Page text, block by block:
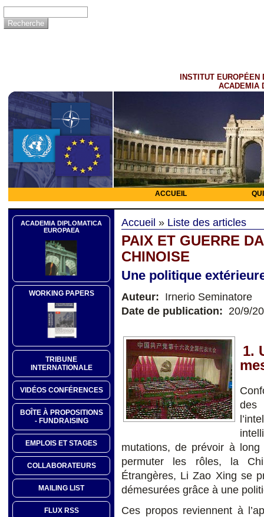
INSTITUT EUROPÉEN
ACADEMIA
ACCUEIL
ACADEMIA DIPLOMATICA
EUROPAEA
WORKING PAPERS
TRIBUNE
INTERNATIONALE
VIDÉOS CONFÉRENCES
BOÎTE À PROPOSITIONS
- FUNDRAISING
EMPLOIS ET STAGES
COLLABORATEURS
MAILING LIST
FLUX RSS
Accueil » Liste des articles
PAIX ET GUERRE
CHINOISE
Une politique
Auteur: Irnerio Seminatore
Date de publication: 20/9/
1.
des
mutations, de prévoir à
permuter les rôles, la
Étrangères, Li Zao Xing se
démesurées grâce à une
Ces propos reviennent à